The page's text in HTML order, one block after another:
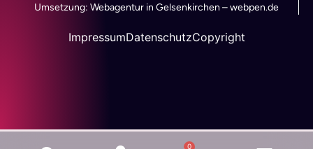
0
Umsetzung: Webagentur in Gelsenkirchen –webpen.de
ImpressumDatenschutzCopyright